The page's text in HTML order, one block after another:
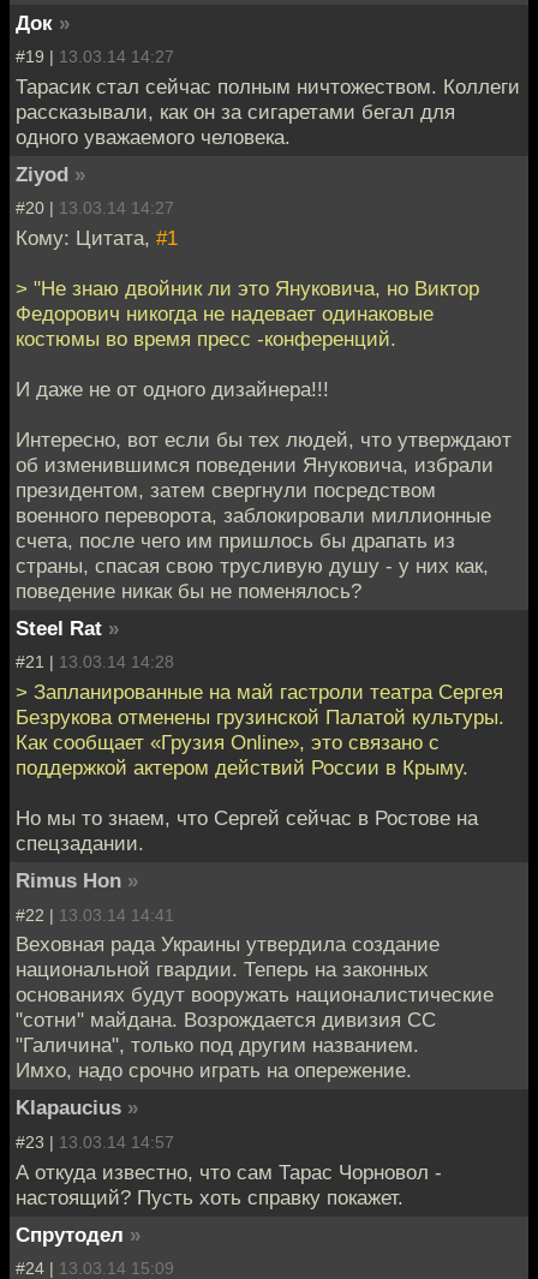
Док »
#19 | 13.03.14 14:27
Тарасик стал сейчас полным ничтожеством. Коллеги
рассказывали, как он за сигаретами бегал для
одного уважаемого человека.
Ziyod »
#20 | 13.03.14 14:27
Кому: Цитата, #1
> "Не знаю двойник ли это Януковича, но Виктор
Федорович никогда не надевает одинаковые
костюмы во время пресс -конференций.
И даже не от одного дизайнера!!!
Интересно, вот если бы тех людей, что утверждают
об изменившимся поведении Януковича, избрали
президентом, затем свергнули посредством
военного переворота, заблокировали миллионные
счета, после чего им пришлось бы драпать из
страны, спасая свою трусливую душу - у них как,
поведение никак бы не поменялось?
Steel Rat »
#21 | 13.03.14 14:28
> Запланированные на май гастроли театра Сергея
Безрукова отменены грузинской Палатой культуры.
Как сообщает «Грузия Online», это связано с
поддержкой актером действий России в Крыму.
Но мы то знаем, что Сергей сейчас в Ростове на
спецзадании.
Rimus Hon »
#22 | 13.03.14 14:41
Веховная рада Украины утвердила создание
национальной гвардии. Теперь на законных
основаниях будут вооружать националистические
"сотни" майдана. Возрождается дивизия СС
"Галичина", только под другим названием.
Имхо, надо срочно играть на опережение.
Klapaucius »
#23 | 13.03.14 14:57
А откуда известно, что сам Тарас Чорновол -
настоящий? Пусть хоть справку покажет.
Спрутодел »
#24 | 13.03.14 15:09